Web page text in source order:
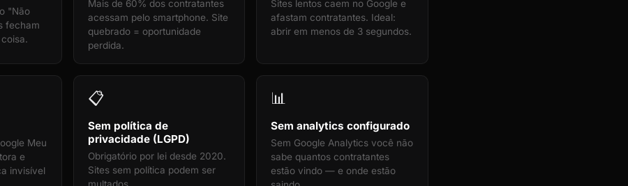
"Não
fecham
Mais de 60% dos contratantes
acessam pelo smartphone. Site
quebrado = oportunidade
perdida.
Sites lentos caem no Google e
afastam contratantes. Ideal:
abrir em menos de 3 segundos.
Meu
e
invisível
📋
Sem política de
privacidade (LGPD)
Obrigatório por lei desde 2020.
Sites sem política podem ser
📊
Sem analytics configurado
Sem Google Analytics você não
sabe quantos contratantes
estão vindo — e onde estão